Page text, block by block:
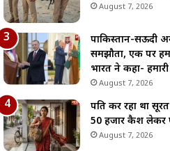
August 7, 2026
पाकिस्तान-सऊदी
समझौता, एक पर
भारत ने कहा-
August 7, 2026
पति कर रहा था
50 हजार कैश लेकर
August 7, 2026